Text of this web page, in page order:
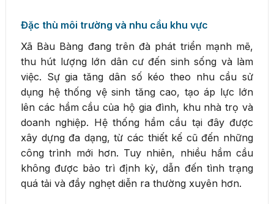
Đặc thù môi trường và nhu cầu khu vực
Xã Bàu Bàng đang trên đà phát triển mạnh mẽ,
thu hút lượng lớn dân cư đến sinh sống và làm
việc. Sự gia tăng dân số kéo theo nhu cầu sử
dụng hệ thống vệ sinh tăng cao, tạo áp lực lớn
lên các hầm cầu của hộ gia đình, khu nhà trọ và
doanh nghiệp. Hệ thống hầm cầu tại đây được
xây dựng đa dạng, từ các thiết kế cũ đến những
công trình mới hơn. Tuy nhiên, nhiều hầm cầu
không được bảo trì định kỳ, dẫn đến tình trạng
quá tải và đầy nghẹt diễn ra thường xuyên hơn.